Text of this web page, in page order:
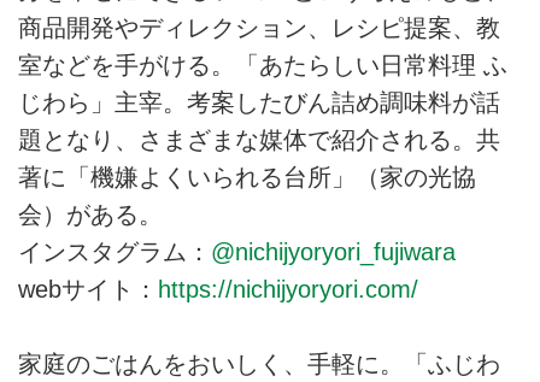
商品開発やディレクション、レシピ提案、教
室などを手がける。「あたらしい日常料理 ふ
じわら」主宰。考案したびん詰め調味料が話
題となり、さまざまな媒体で紹介される。共
著に「機嫌よくいられる台所」（家の光協
会）がある。
インスタグラム： @nichijyoryori_fujiwara
webサイト： https://nichijyoryori.com/
家庭のごはんをおいしく、手軽に。「ふじわ